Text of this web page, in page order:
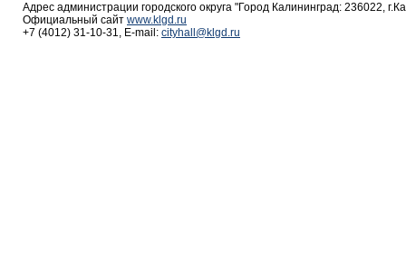
Адрес администрации городского округа "Город Калининград: 236022,
Официальный сайт www.klgd.ru
+7 (4012) 31-10-31, E-mail: cityhall@klgd.ru